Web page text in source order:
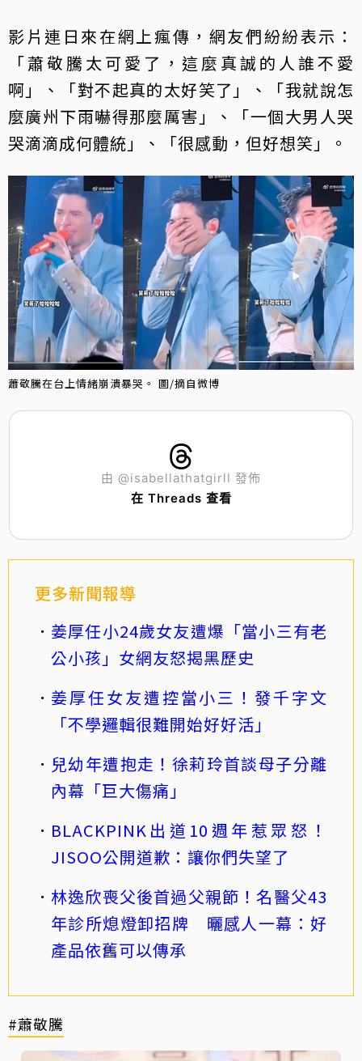
影片連日來在網上瘋傳，網友們紛紛表示：
「蕭敬騰太可愛了，這麼真誠的人誰不愛
啊」、「對不起真的太好笑了」、「我就說怎
麼廣州下雨嚇得那麼厲害」、「一個大男人哭
哭滴滴成何體統」、「很感動，但好想笑」。
蕭敬騰在台上情緒崩潰暴哭。 圖/摘自微博
由 @isabellathatgirll 發佈
在 Threads 查看
更多新聞報導
姜厚任小24歲女友遭爆「當小三有老
公小孩」女網友怒揭黑歷史
姜厚任女友遭控當小三！發千字文
「不學邏輯很難開始好好活」
兒幼年遭抱走！徐莉玲首談母子分離
內幕「巨大傷痛」
BLACKPINK出道10週年惹眾怒！
JISOO公開道歉：讓你們失望了
林逸欣喪父後首過父親節！名醫父43
年診所熄燈卸招牌 曬感人一幕：好
產品依舊可以傳承
#蕭敬騰